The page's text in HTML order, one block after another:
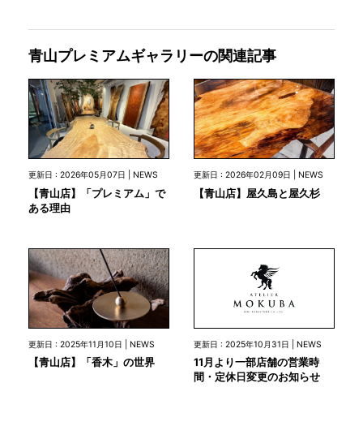
青山プレミアムギャラリーの関連記事
更新日 : 2026年05月07日 | NEWS
【青山店】「プレミアム」で
ある理由
更新日 : 2026年02月09日 | NEWS
【青山店】屋久島と屋久杉
更新日 : 2025年11月10日 | NEWS
【青山店】「香木」の世界
更新日 : 2025年10月31日 | NEWS
11月より一部店舗の営業時
間・定休日変更のお知らせ